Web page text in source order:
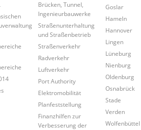
Brücken, Tunnel,
Ingenieurbauwerke
Straßenunterhaltung
und Straßenbetrieb
Straßenverkehr
Radverkehr
Luftverkehr
Port Authority
Elektromobilität
Planfeststellung
Finanzhilfen zur
Verbesserung der
Goslar
Hameln
Hannover
Lingen
Lüneburg
Nienburg
Oldenburg
Osnabrück
Stade
Verden
Wolfenbüttel